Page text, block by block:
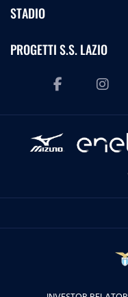
STADIO
PROGETTI S.S. LAZIO